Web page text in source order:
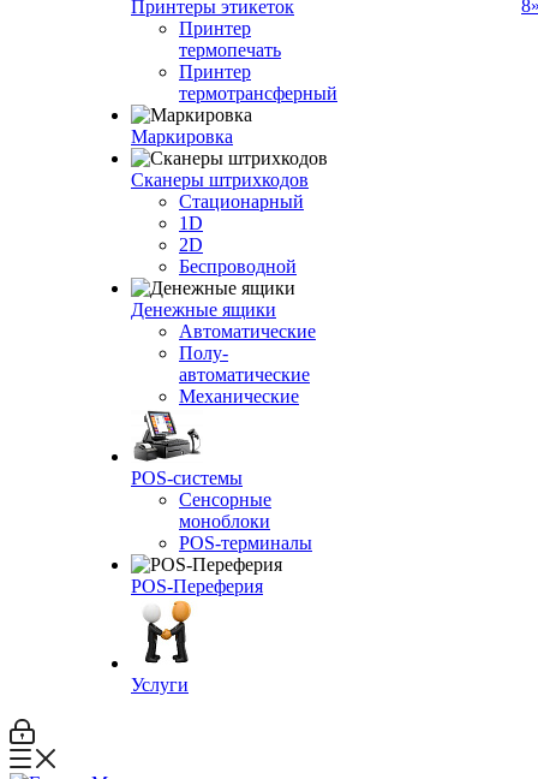
Принтеры этикеток
Принтер
термопечать
Принтер
термотрансферный
Маркировка
Сканеры штрихкодов
Стационарный
1D
2D
Беспроводной
Денежные ящики
Автоматические
Полу-
автоматические
Механические
POS-системы
Сенсорные
моноблоки
POS-терминалы
POS-Переферия
Услуги